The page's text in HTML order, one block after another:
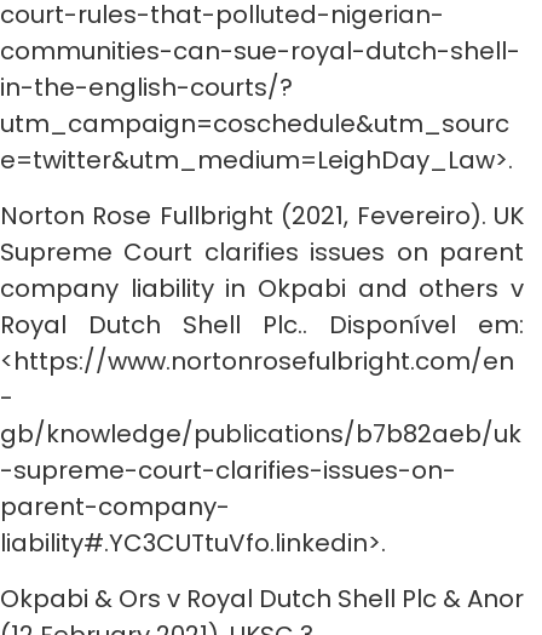
court-rules-that-polluted-nigerian-
communities-can-sue-royal-dutch-shell-
in-the-english-courts/?
utm_campaign=coschedule&utm_sourc
e=twitter&utm_medium=LeighDay_Law>.
Norton Rose Fullbright (2021, Fevereiro). UK
Supreme Court clarifies issues on parent
company liability in Okpabi and others v
Royal Dutch Shell Plc.. Disponível em:
<https://www.nortonrosefulbright.com/en
-
gb/knowledge/publications/b7b82aeb/uk
-supreme-court-clarifies-issues-on-
parent-company-
liability#.YC3CUTtuVfo.linkedin>.
Okpabi & Ors v Royal Dutch Shell Plc & Anor